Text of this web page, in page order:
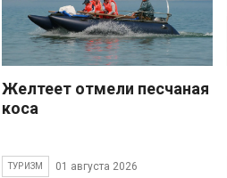
Желтеет отмели песчаная
коса
ТУРИЗМ 01 августа 2026